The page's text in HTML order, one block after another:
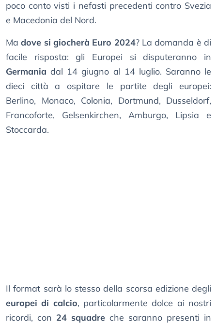
poco conto visti i nefasti precedenti contro Svezia
e Macedonia del Nord.
Madove si giocherà Euro 2024? La domanda è di
facile risposta: gli Europei si disputeranno in
Germania dal 14 giugno al 14 luglio. Saranno le
dieci città a ospitare le partite degli europei:
Berlino, Monaco, Colonia, Dortmund, Dusseldorf,
Francoforte, Gelsenkirchen, Amburgo, Lipsia e
Stoccarda.
Il format sarà lo stesso della scorsa edizione degli
europei di calcio, particolarmente dolce ai nostri
ricordi, con 24 squadre che saranno presenti in